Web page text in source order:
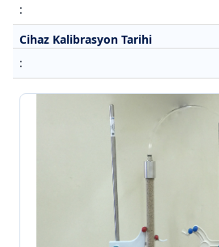
:
Cihaz Kalibrasyon Tarihi
: